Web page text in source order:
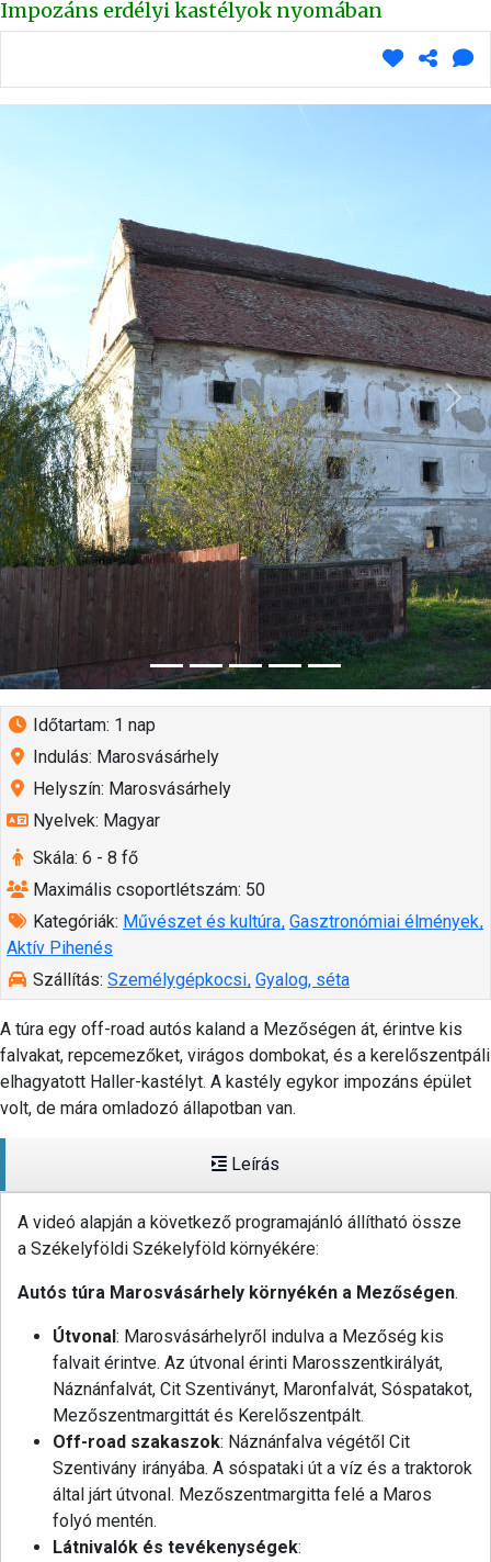
Impozáns erdélyi kastélyok nyomában
Vissza
Időtartam: 1 nap
Indulás: Marosvásárhely
Helyszín: Marosvásárhely
Nyelvek: Magyar
Skála: 6 - 8 fő
Maximális csoportlétszám: 50
Kategóriák: Művészet és kultúra Gasztronómiai élmények
Aktív Pihenés
Szállítás: Személygépkocsi Gyalog, séta
A túra egy off-road autós kaland a Mezőségen át, érintve kis
falvakat, repcemezőket, virágos dombokat, és a kerelőszentpáli
elhagyatott Haller-kastélyt. A kastély egykor impozáns épület
volt, de mára omladozó állapotban van.
Leírás
A videó alapján a következő programajánló állítható össze
a Székelyföldi Székelyföld környékére:
Autós túra Marosvásárhely környékén a Mezőségen.
Útvonal: Marosvásárhelyről indulva a Mezőség kis
falvait érintve. Az útvonal érinti Marosszentkirályát,
Náznánfalvát, Cit Szentiványt, Maronfalvát, Sóspatakot,
Mezőszentmargittát és Kerelőszentpált.
Off-road szakaszok: Náznánfalva végétől Cit
Szentivány irányába. A sóspataki út a víz és a traktorok
által járt útvonal. Mezőszentmargitta felé a Maros
folyó mentén.
Látnivalók és tevékenységek: